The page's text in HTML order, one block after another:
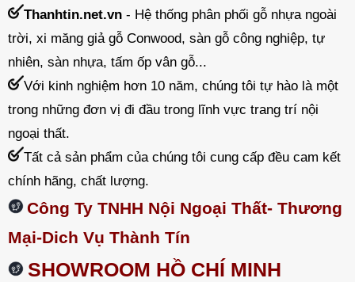
Thanhtin.net.vn - Hệ thống phân phối gỗ nhựa ngoài
trời, xi măng giả gỗ Conwood, sàn gỗ công nghiệp, tự
nhiên, sàn nhựa, tấm ốp vân gỗ...
Với kinh nghiệm hơn 10 năm, chúng tôi tự hào là một
trong những đơn vị đi đầu trong lĩnh vực trang trí nội
ngoại thất.
Tất cả sản phẩm của chúng tôi cung cấp đều cam kết
chính hãng, chất lượng.
Công Ty TNHH Nội Ngoại Thất- Thương
Mại-Dich Vụ Thành Tín
SHOWROOM HỒ CHÍ MINH